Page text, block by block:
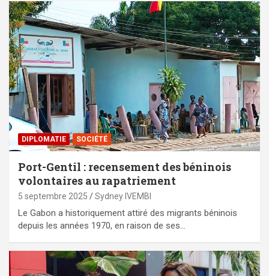
DIPLOMATIE SOCIÉTÉ
Port-Gentil : recensement des béninois
volontaires au rapatriement
5 septembre 2025 Sydney IVEMBI
Le Gabon a historiquement attiré des migrants béninois
depuis les années 1970, en raison de ses…